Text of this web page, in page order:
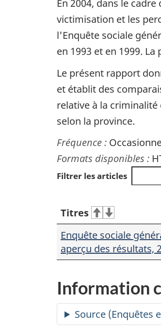
En 2004, dans le
victimisation et les
l'Enquête sociale
en 1993 et en 1999.
Le présent rapport
et établit des
relative à la
selon la province.
Fréquence :
Formats disponibles :
Filtrer les articles
Titres
Enquête sociale
aperçu des résultats,
Information